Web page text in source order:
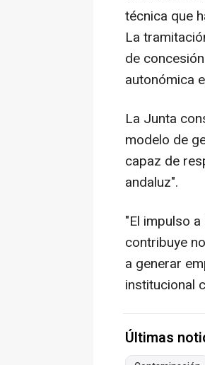
técnica que
La
de
autonómica
La Junta
modelo de
capaz de
andaluz".
"El impulso
contribuye
a generar
institucional
Últimas